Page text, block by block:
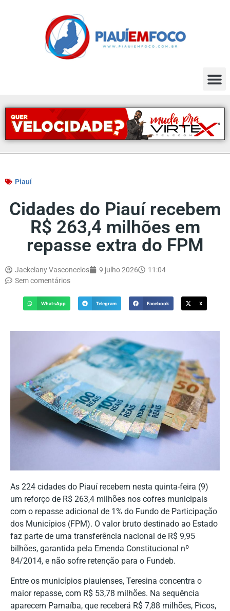
Piauí
Cidades do Piauí recebem
R$ 263,4 milhões em
repasse extra do FPM
Jackelany Vasconcelos 9 julho 2026
11:04
Sem comentários
WhatsApp Telegram Facebook X
As 224 cidades do Piauí recebem nesta quinta-feira (9)
um reforço de R$ 263,4 milhões nos cofres municipais
com o repasse adicional de 1% do Fundo de Participação
dos Municípios (FPM). O valor bruto destinado ao Estado
faz parte de uma transferência nacional de R$ 9,95
bilhões, garantida pela Emenda Constitucional nº
84/2014, e não sofre retenção para o Fundeb.
Entre os municípios piauienses, Teresina concentra o
maior repasse, com R$ 53,78 milhões. Na sequência
aparecem Parnaíba, que receberá R$ 7,88 milhões, Picos,